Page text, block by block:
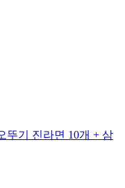
뚜기 진라면 10개 + 삼